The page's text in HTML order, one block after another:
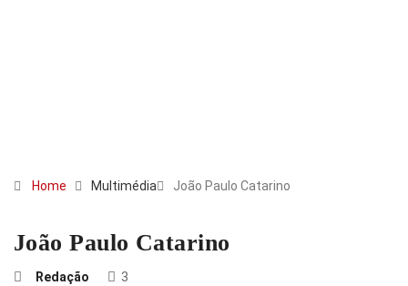
Home Multimédia João Paulo Catarino
João Paulo Catarino
Redação 3